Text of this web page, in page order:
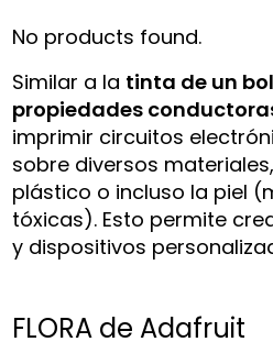
No products found.
Similar a la tinta de un
propiedades
imprimir circuitos
sobre diversos
plástico o incluso la piel
tóxicas). Esto permite
y dispositivos
FLORA de Adafruit